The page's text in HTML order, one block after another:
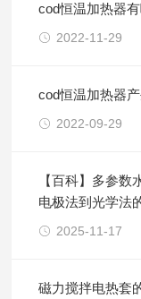
cod恒温加热器
2022-11-29
cod恒温加热器
2022-09-29
【百科】多参
电极法到光学法
2025-11-17
磁力搅拌电热套